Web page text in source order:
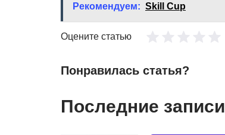
Рекомендуем: Skill Cup
Оцените статью
Понравилась статья?
Последние записи